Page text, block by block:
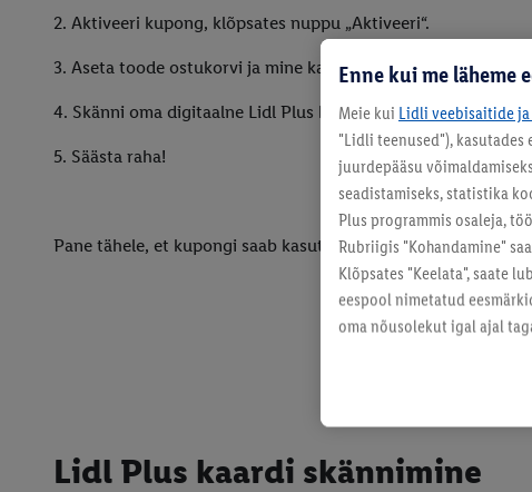
2. Aktiveeri kupong, klõpsates nuppu „Aktiveeri“.
3. Aseta toode ostukorvi ja mine kassasse.
4. Skänni oma digitaalne Lidl Plus kaart kassas.
5. Säästa raha!
Pane tähele, et kupongi saab kasutada ainult üks kord!
Lidl Plus kaardi skännimine
Enne kui me läheme
Meie kui Lidli veebisaitide
"Lidli teenused"),
juurdepääsu
seadistamiseks, statistika
Plus programmis osaleja,
Rubriigis "Kohandamine"
Klõpsates "Keelata", saate
eespool nimetatud
oma nõusolekut igal ajal